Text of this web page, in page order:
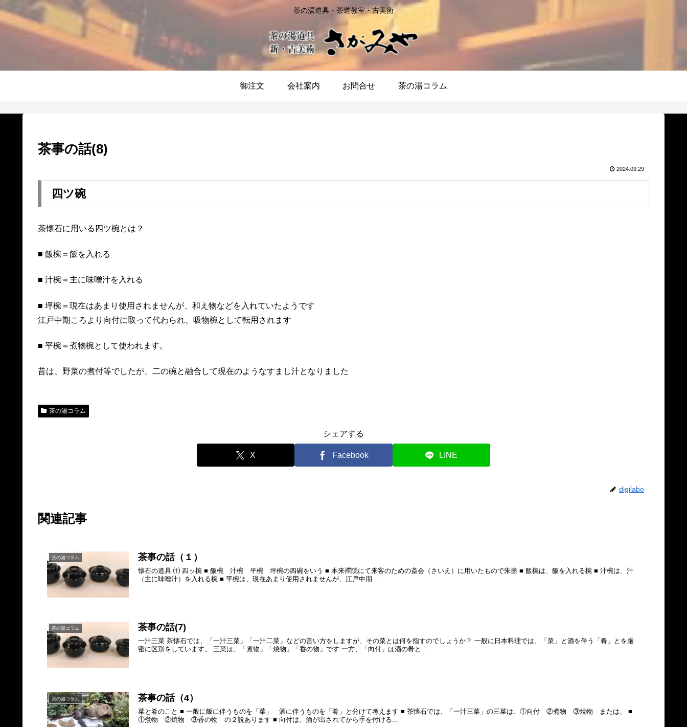
茶の湯道具・茶道教室・古美術
御注文 会社案内 お問合せ 茶の湯コラム
茶事の話(8)
2024.09.29
四ツ碗
茶懐石に用いる四ツ椀とは？
■ 飯椀＝飯を入れる
■ 汁椀＝主に味噌汁を入れる
■ 坪椀＝現在はあまり使用されませんが、和え物などを入れていたようです
江戸中期ころより向付に取って代わられ、吸物椀として転用されます
■ 平椀＝煮物椀として使われます。
昔は、野菜の煮付等でしたが、二の碗と融合して現在のようなすまし汁となりました
茶の湯コラム
シェアする
X Facebook LINE
digilabo
関連記事
茶の湯コラム 茶事の話（１）
懐石の道具 ⑴ 四ッ椀 ■ 飯椀 汁椀 平椀 坪椀の四碗をいう ■ 本来禪院にて来客のための斎会（さいえ）に用いたもので朱塗 ■ 飯椀は、飯を入れる椀 ■ 汁椀は、汁
（主に味噌汁）を入れる椀 ■ 平椀は、現在あまり使用されませんが、江戸中期...
茶の湯コラム 茶事の話(7)
一汁三菜 茶懐石では、「一汁三菜」「一汁二菜」などの言い方をしますが、その菜とは何を指すのでしょうか？ 一般に日本料理では、「菜」と酒を伴う「肴」とを厳
密に区別をしています。 三菜は、「煮物」「焼物」「香の物」です 一方、「向付」は酒の肴と...
茶の湯コラム 茶事の話（4）
菜と肴のこと ■ 一般に飯に伴うものを「菜」 酒に伴うものを「肴」と分けて考えます ■ 茶懐石では、「一汁三菜」の三菜は、①向付 ②煮物 ③焼物 または、 ■
①煮物 ②焼物 ③香の物 の２説あります ■ 向付は、酒が出されてから手を付ける...